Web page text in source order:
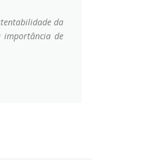
da
importância de